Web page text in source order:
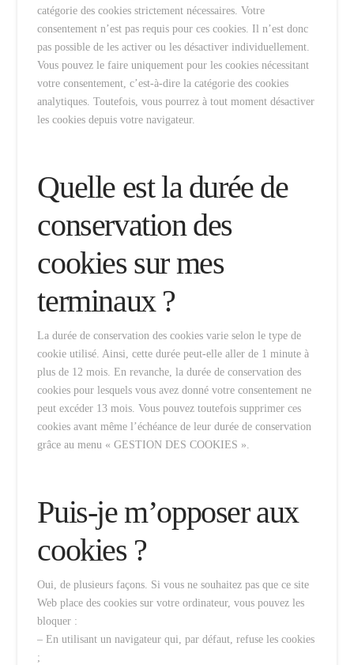
catégorie des cookies strictement nécessaires. Votre
consentement n’est pas requis pour ces cookies. Il n’est donc
pas possible de les activer ou les désactiver individuellement.
Vous pouvez le faire uniquement pour les cookies nécessitant
votre consentement, c’est-à-dire la catégorie des cookies
analytiques. Toutefois, vous pourrez à tout moment désactiver
les cookies depuis votre navigateur.
Quelle est la durée de
conservation des
cookies sur mes
terminaux ?
La durée de conservation des cookies varie selon le type de
cookie utilisé. Ainsi, cette durée peut-elle aller de 1 minute à
plus de 12 mois. En revanche, la durée de conservation des
cookies pour lesquels vous avez donné votre consentement ne
peut excéder 13 mois. Vous pouvez toutefois supprimer ces
cookies avant même l’échéance de leur durée de conservation
grâce au menu « GESTION DES COOKIES ».
Puis-je m’opposer aux
cookies ?
Oui, de plusieurs façons. Si vous ne souhaitez pas que ce site
Web place des cookies sur votre ordinateur, vous pouvez les
bloquer :
– En utilisant un navigateur qui, par défaut, refuse les cookies
;